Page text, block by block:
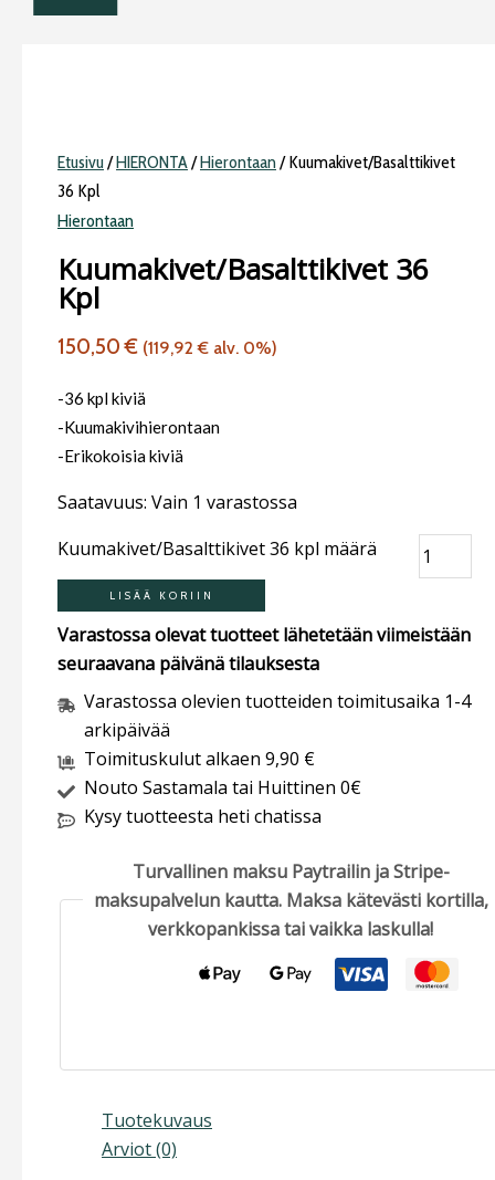
Etusivu/HIERONTA /Hierontaan/ Kuumakivet/Basalttikivet
36 Kpl
Hierontaan
Kuumakivet/Basalttikivet 36
Kpl
150,50€ (119,92€ alv. 0%)
-36 kpl kiviä
-Kuumakivihierontaan
-Erikokoisia kiviä
Saatavuus: Vain 1 varastossa
Kuumakivet/Basalttikivet 36 kpl määrä
LISÄÄ KORIIN
Varastossa olevat tuotteet lähetetään viimeistään
seuraavana päivänä tilauksesta
Varastossa olevien tuotteiden toimitusaika 1-4
arkipäivää
Toimituskulut alkaen 9,90 €
Nouto Sastamala tai Huittinen 0€
Kysy tuotteesta heti chatissa
Turvallinen maksu Paytrailin ja Stripe-
maksupalvelun kautta. Maksa kätevästi kortilla,
verkkopankissa tai vaikka laskulla!
Tuotekuvaus
Arviot (0)